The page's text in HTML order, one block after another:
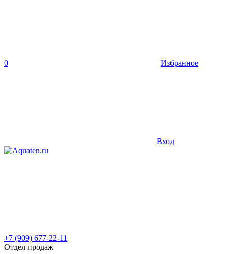
0 Избранное
Вход
+7 (909) 677-22-11
Отдел продаж